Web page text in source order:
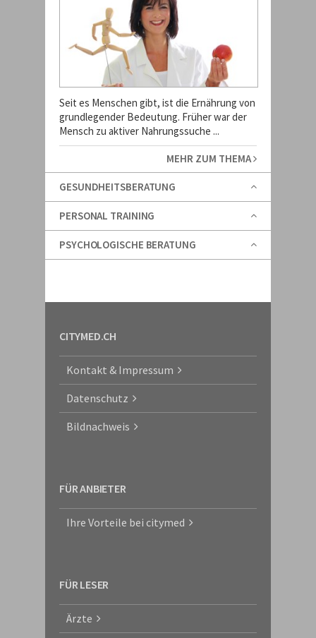
Seit es Menschen gibt, ist die Ernährung von
grundlegender Bedeutung. Früher war der
Mensch zu aktiver Nahrungssuche ...
MEHR ZUM THEMA
GESUNDHEITSBERATUNG
PERSONAL TRAINING
PSYCHOLOGISCHE BERATUNG
CITYMED.CH
Kontakt & Impressum
Datenschutz
Bildnachweis
FÜR ANBIETER
Ihre Vorteile bei citymed
FÜR LESER
Ärzte